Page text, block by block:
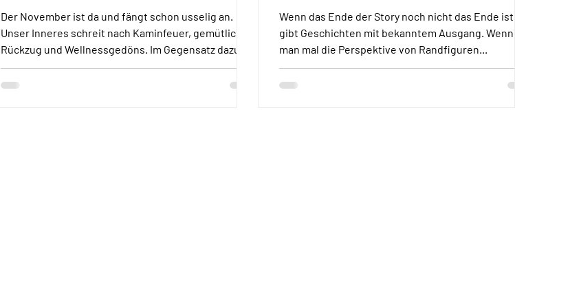
Der November ist da und fängt schon usselig an.
Unser Inneres schreit nach Kaminfeuer, gemütlichem
Rückzug und Wellnessgedöns. Im Gegensatz dazu
passiert in der Welt da draußen viel Ungemütliches,
eher Beängstigendes: Man zeigt sich wieder, wer die
Wenn das Ende der Story noch nicht das Ende ist. Es
gibt Geschichten mit bekanntem Ausgang. Wenn
man mal die Perspektive von Randfiguren...